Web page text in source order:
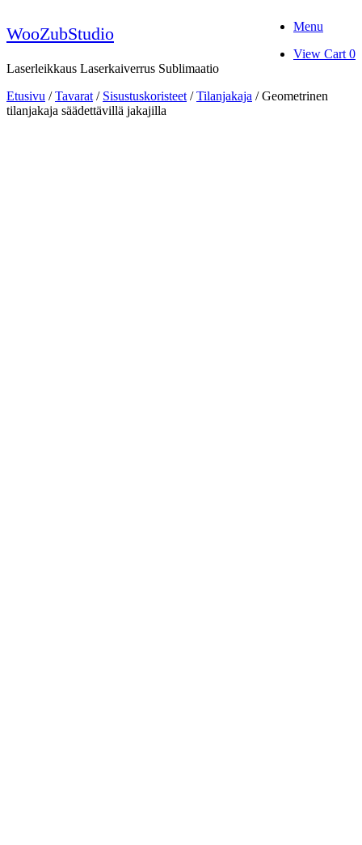
to
content
WooZubStudio
Laserleikkaus Laserkaiverrus Sublimaatio
Menu
View
View Cart 0
Etusivu /Tavarat / Sisustuskoristeet /Tilanjakaja / Geometrinen
tilanjakaja säädettävillä jakajilla